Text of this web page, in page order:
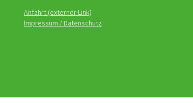
Anfahrt (externer Link)
Impressum / Datenschutz